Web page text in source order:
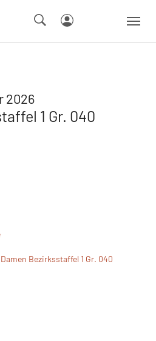
2026
1 Gr. 040
Damen Bezirksstaffel 1 Gr. 040